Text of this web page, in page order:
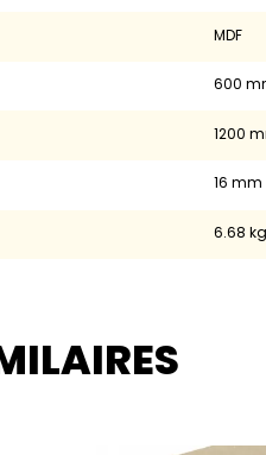
MDF
600
1200
16 mm
6.68 kg